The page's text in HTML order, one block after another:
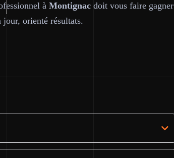
à Montignac doit vous faire gagner
jour, orienté résultats.